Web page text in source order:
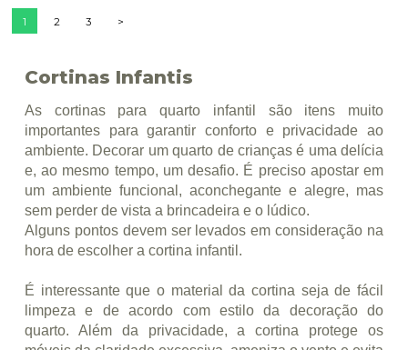
1 2 3 >
Cortinas Infantis
As cortinas para quarto infantil são itens muito
importantes para garantir conforto e privacidade ao
ambiente. Decorar um quarto de crianças é uma delícia
e, ao mesmo tempo, um desafio. É preciso apostar em
um ambiente funcional, aconchegante e alegre, mas
sem perder de vista a brincadeira e o lúdico.
Alguns pontos devem ser levados em consideração na
hora de escolher a cortina infantil.
É interessante que o material da cortina seja de fácil
limpeza e de acordo com estilo da decoração do
quarto. Além da privacidade, a cortina protege os